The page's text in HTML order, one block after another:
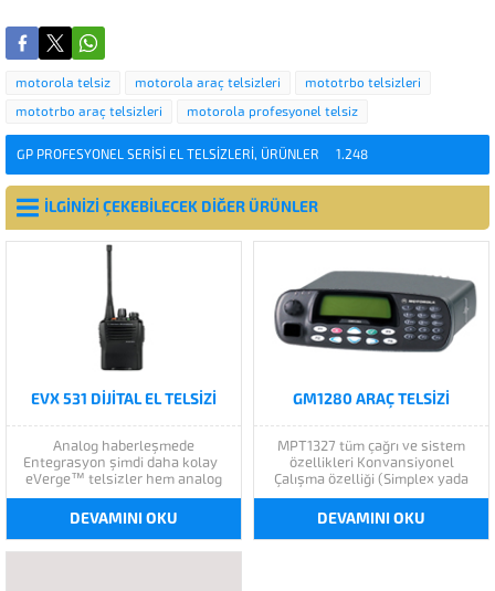
motorola telsiz motorola araç telsizleri
mototrbo telsizleri
mototrbo araç telsizleri
motorola profesyonel telsiz
GP PROFESYONEL SERISI EL TELSIZLERI, ÜRÜNLER 1.248
İLGİNİZİ ÇEKEBİLECEK DİĞER ÜRÜNLER
EVX 531 DIJITAL EL TELSIZI
Analog haberleşmede
Entegrasyon şimdi daha kolay
eVerge™ telsizler hem analog
hem de dijital olarak
çalışabilmekte ve mevcut tüm
analog telsizlerle birlikte
kullanılabilmektedir. Sayısal
DEVAMINI OKU
GM1280 ARAÇ TELSIZI
MPT1327 tüm çağrı ve sistem
özellikleri Konvansiyonel
Çalışma özelliği (Simplex yada
Röle) Alfanümerik 4 satır ekran,
Aydınlatmalı full tuştakımı Harici
güçlü hoparlör UHF 403-470
Mhz, VHF 136-174 Mhz Full band
DEVAMINI OKU